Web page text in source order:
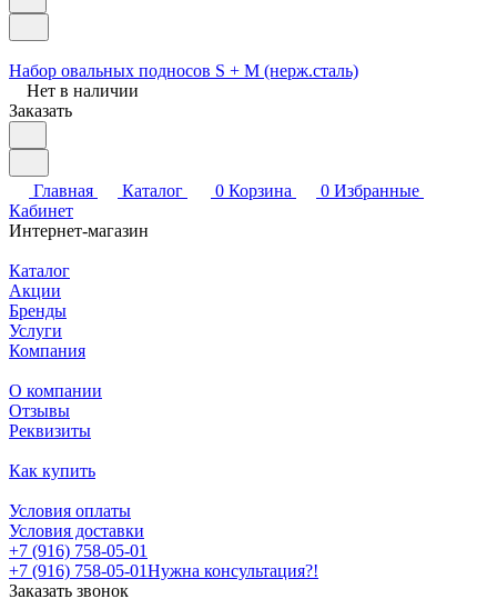
Набор овальных подносов S + M (нерж.сталь)
Нет в наличии
Заказать
Главная Каталог 0 Корзина 0 Избранные
Кабинет
Интернет-магазин
Каталог
Акции
Бренды
Услуги
Компания
О компании
Отзывы
Реквизиты
Как купить
Условия оплаты
Условия доставки
+7 (916) 758-05-01
+7 (916) 758-05-01Нужна консультация?!
Заказать звонок